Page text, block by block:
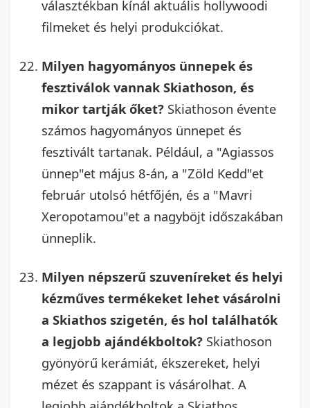
választékban kínál aktuális hollywoodi
filmeket és helyi produkciókat.
Milyen hagyományos ünnepek és
fesztiválok vannak Skiathoson, és
mikor tartják őket? Skiathoson évente
számos hagyományos ünnepet és
fesztivált tartanak. Például, a "Agiassos
ünnep"et május 8-án, a "Zöld Kedd"et
február utolsó hétfőjén, és a "Mavri
Xeropotamou"et a nagyböjt időszakában
ünneplik.
Milyen népszerű szuveníreket és helyi
kézműves termékeket lehet vásárolni
a Skiathos szigetén, és hol találhatók
a legjobb ajándékboltok? Skiathoson
gyönyörű kerámiát, ékszereket, helyi
mézet és szappant is vásárolhat. A